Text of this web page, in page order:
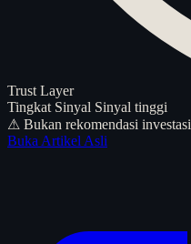
Trust Layer
Tingkat Sinyal Sinyal tinggi
⚠ Bukan rekomendasi investasi
Buka Artikel Asli